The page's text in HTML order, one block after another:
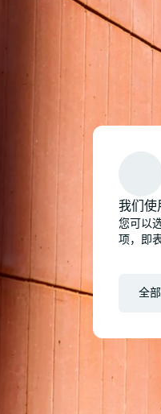
我们使
您可以
项，即
全